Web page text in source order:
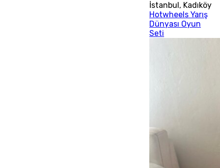
İstanbul , Kadıköy
Hotwheels Yarış
Dünyası Oyun
Seti